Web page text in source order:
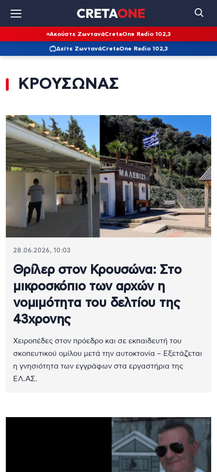
Ακούστε ΖωντανάCretaOne Radio 102,3
Δείτε ΖωντανάCretaOne Radio 102,3
ΚΡΟΥΣΩΝΑΣ
28.06.2026, 10:03
Θρίλερ στον Κρουσώνα: Στο
μικροσκόπιο των αρχών η
νομιμότητα του δελτίου της
43χρονης
Χειροπέδες στον πρόεδρο και σε εκπαιδευτή του
σκοπευτικού ομίλου μετά την αυτοκτονία – Εξετάζεται
η γνησιότητα των εγγράφων στα εργαστήρια της
ΕΛ.ΑΣ.